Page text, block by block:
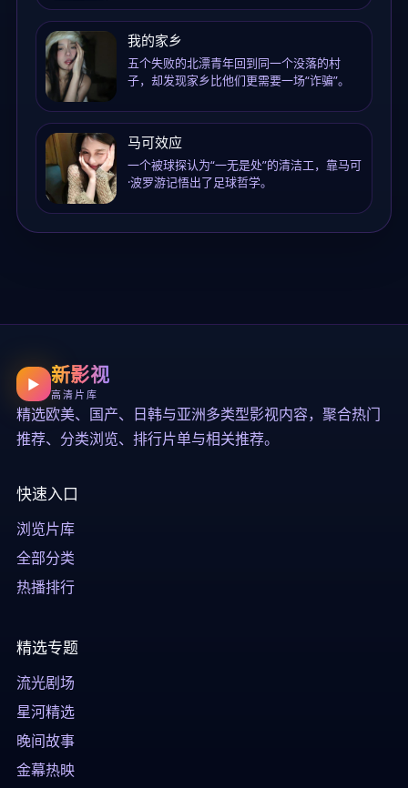
我的家乡
五个失败的北漂青年回到同一个没落的村
子，却发现家乡比他们更需要一场“诈骗”。
马可效应
一个被球探认为“一无是处”的清洁工，靠马可
·波罗游记悟出了足球哲学。
▶ 新影视
高清片库
精选欧美、国产、日韩与亚洲多类型影视内容，聚合热门
推荐、分类浏览、排行片单与相关推荐。
快速入口
浏览片库
全部分类
热播排行
精选专题
流光剧场
星河精选
晚间故事
金幕热映